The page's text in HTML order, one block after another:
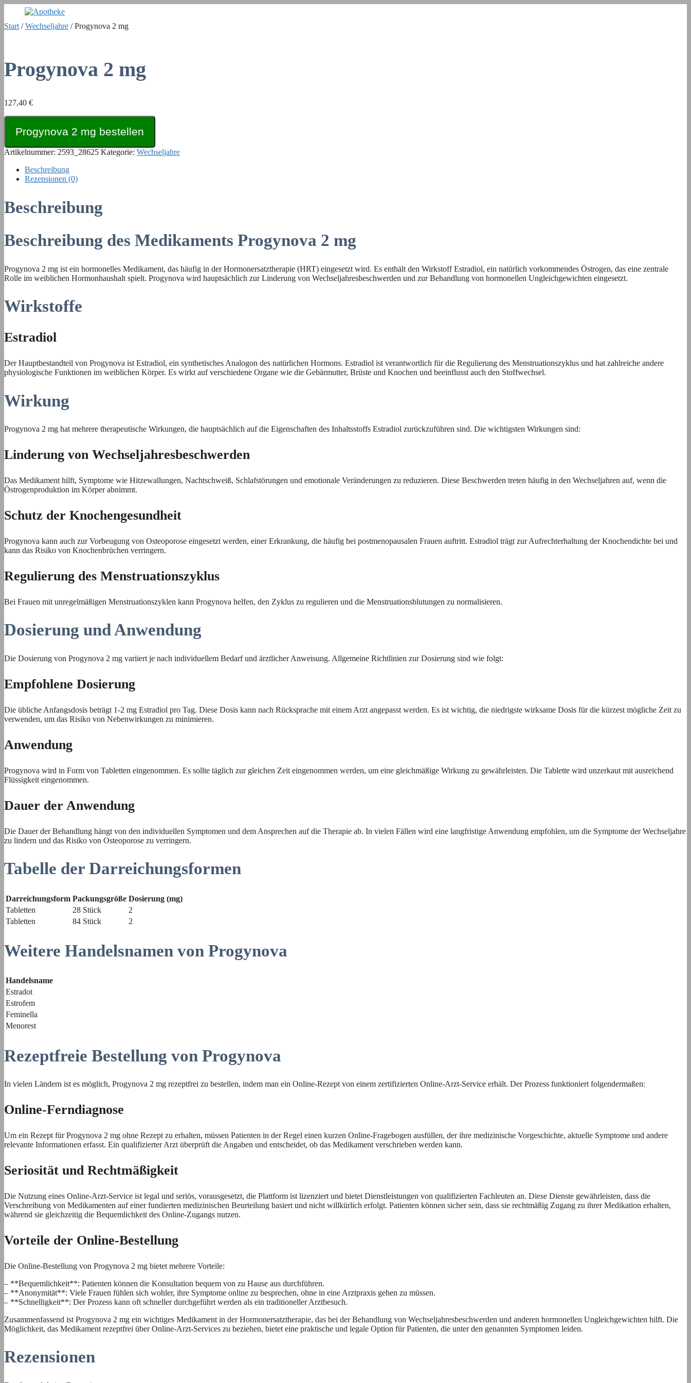
springen
Start /Wechseljahre / Progynova 2 mg
Progynova 2 mg
127,40 €
Progynova 2 mg bestellen
Artikelnummer: 2593_28625 Kategorie: Wechseljahre
Beschreibung
Rezensionen (0)
Beschreibung
Beschreibung des Medikaments Progynova 2 mg
Progynova 2 mg ist ein hormonelles Medikament, das häufig in der Hormonersatztherapie (HRT) eingesetzt wird. Es enthält den Wirkstoff Estradiol, ein natürlich vorkommendes Östrogen, das eine zentrale
Rolle im weiblichen Hormonhaushalt spielt. Progynova wird hauptsächlich zur Linderung von Wechseljahresbeschwerden und zur Behandlung von hormonellen Ungleichgewichten eingesetzt.
Wirkstoffe
Estradiol
Der Hauptbestandteil von Progynova ist Estradiol, ein synthetisches Analogon des natürlichen Hormons. Estradiol ist verantwortlich für die Regulierung des Menstruationszyklus und hat zahlreiche andere
physiologische Funktionen im weiblichen Körper. Es wirkt auf verschiedene Organe wie die Gebärmutter, Brüste und Knochen und beeinflusst auch den Stoffwechsel.
Wirkung
Progynova 2 mg hat mehrere therapeutische Wirkungen, die hauptsächlich auf die Eigenschaften des Inhaltsstoffs Estradiol zurückzuführen sind. Die wichtigsten Wirkungen sind:
Linderung von Wechseljahresbeschwerden
Das Medikament hilft, Symptome wie Hitzewallungen, Nachtschweiß, Schlafstörungen und emotionale Veränderungen zu reduzieren. Diese Beschwerden treten häufig in den Wechseljahren auf, wenn die
Östrogenproduktion im Körper abnimmt.
Schutz der Knochengesundheit
Progynova kann auch zur Vorbeugung von Osteoporose eingesetzt werden, einer Erkrankung, die häufig bei postmenopausalen Frauen auftritt. Estradiol trägt zur Aufrechterhaltung der Knochendichte bei und
kann das Risiko von Knochenbrüchen verringern.
Regulierung des Menstruationszyklus
Bei Frauen mit unregelmäßigen Menstruationszyklen kann Progynova helfen, den Zyklus zu regulieren und die Menstruationsblutungen zu normalisieren.
Dosierung und Anwendung
Die Dosierung von Progynova 2 mg variiert je nach individuellem Bedarf und ärztlicher Anweisung. Allgemeine Richtlinien zur Dosierung sind wie folgt:
Empfohlene Dosierung
Die übliche Anfangsdosis beträgt 1-2 mg Estradiol pro Tag. Diese Dosis kann nach Rücksprache mit einem Arzt angepasst werden. Es ist wichtig, die niedrigste wirksame Dosis für die kürzest mögliche Zeit zu
verwenden, um das Risiko von Nebenwirkungen zu minimieren.
Anwendung
Progynova wird in Form von Tabletten eingenommen. Es sollte täglich zur gleichen Zeit eingenommen werden, um eine gleichmäßige Wirkung zu gewährleisten. Die Tablette wird unzerkaut mit ausreichend
Flüssigkeit eingenommen.
Dauer der Anwendung
Die Dauer der Behandlung hängt von den individuellen Symptomen und dem Ansprechen auf die Therapie ab. In vielen Fällen wird eine langfristige Anwendung empfohlen, um die Symptome der Wechseljahre
zu lindern und das Risiko von Osteoporose zu verringern.
Tabelle der Darreichungsformen
Darreichungsform Packungsgröße Dosierung (mg)
Tabletten
28 Stück
2
Tabletten
84 Stück 2
Weitere Handelsnamen von Progynova
Handelsname
Estradot
Estrofem
Feminella
Menorest
Rezeptfreie Bestellung von Progynova
In vielen Ländern ist es möglich, Progynova 2 mg rezeptfrei zu bestellen, indem man ein Online-Rezept von einem zertifizierten Online-Arzt-Service erhält. Der Prozess funktioniert folgendermaßen:
Online-Ferndiagnose
Um ein Rezept für Progynova 2 mg ohne Rezept zu erhalten, müssen Patienten in der Regel einen kurzen Online-Fragebogen ausfüllen, der ihre medizinische Vorgeschichte, aktuelle Symptome und andere
relevante Informationen erfasst. Ein qualifizierter Arzt überprüft die Angaben und entscheidet, ob das Medikament verschrieben werden kann.
Seriosität und Rechtmäßigkeit
Die Nutzung eines Online-Arzt-Service ist legal und seriös, vorausgesetzt, die Plattform ist lizenziert und bietet Dienstleistungen von qualifizierten Fachleuten an. Diese Dienste gewährleisten, dass die
Verschreibung von Medikamenten auf einer fundierten medizinischen Beurteilung basiert und nicht willkürlich erfolgt. Patienten können sicher sein, dass sie rechtmäßig Zugang zu ihrer Medikation erhalten,
während sie gleichzeitig die Bequemlichkeit des Online-Zugangs nutzen.
Vorteile der Online-Bestellung
Die Online-Bestellung von Progynova 2 mg bietet mehrere Vorteile:
– **Bequemlichkeit**: Patienten können die Konsultation bequem von zu Hause aus durchführen.
– **Anonymität**: Viele Frauen fühlen sich wohler, ihre Symptome online zu besprechen, ohne in eine Arztpraxis gehen zu müssen.
– **Schnelligkeit**: Der Prozess kann oft schneller durchgeführt werden als ein traditioneller Arztbesuch.
Zusammenfassend ist Progynova 2 mg ein wichtiges Medikament in der Hormonersatztherapie, das bei der Behandlung von Wechseljahresbeschwerden und anderen hormonellen Ungleichgewichten hilft. Die
Möglichkeit, das Medikament rezeptfrei über Online-Arzt-Services zu beziehen, bietet eine praktische und legale Option für Patienten, die unter den genannten Symptomen leiden.
Rezensionen